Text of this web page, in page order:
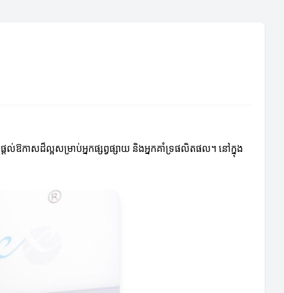
តល់ឱកាសដ៏ល្អសម្រាប់អ្នកផ្សព្វផ្សាយ និងអ្នកគាំទ្រផលិតផល។ នៅក្នុង